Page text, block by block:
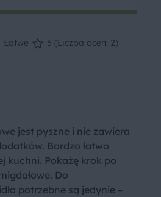
Łatwe 5 (Liczba ocen: 2)
jest pyszne i nie zawiera
Bardzo łatwo
kuchni. Pokażę krok po
Do
potrzebne są jedynie –